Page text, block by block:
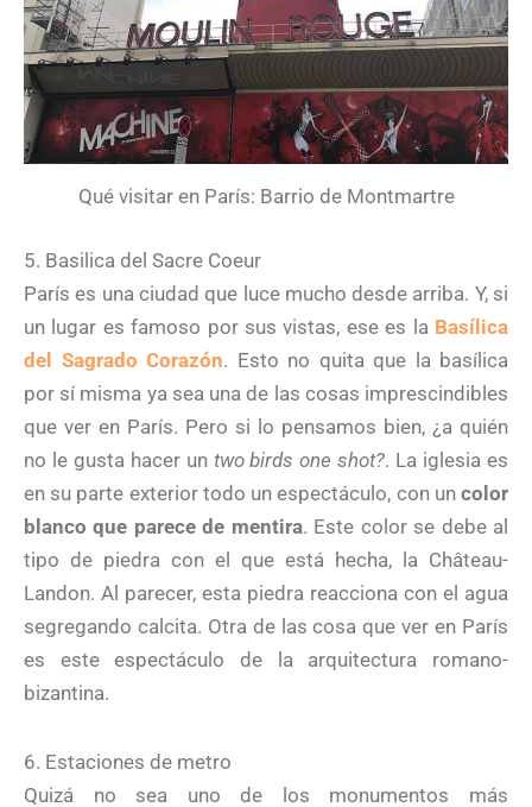
Qué visitar en París: Barrio de Montmartre
5. Basilica del Sacre Coeur
París es una ciudad que luce mucho desde arriba. Y, si
un lugar es famoso por sus vistas, ese es la Basílica
del Sagrado Corazón. Esto no quita que la basílica
por sí misma ya sea una de las cosas imprescindibles
que ver en París. Pero si lo pensamos bien, ¿a quién
no le gusta hacer un two birds one shot?. La iglesia es
en su parte exterior todo un espectáculo, con un color
blanco que parece de mentira. Este color se debe al
tipo de piedra con el que está hecha, la Château-
Landon. Al parecer, esta piedra reacciona con el agua
segregando calcita. Otra de las cosa que ver en París
es este espectáculo de la arquitectura romano-
bizantina.
6. Estaciones de metro
Quizá no sea uno de los monumentos más